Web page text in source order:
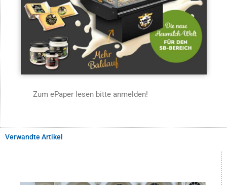
Zum ePaper lesen bitte anmelden!
Verwandte Artikel